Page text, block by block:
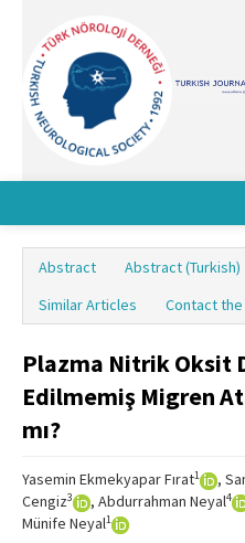
Board
Instructions
Abstract Abstract (Turkish)
Similar Articles
Contact
Plazma Nitrik Oksit
Edilmemiş Migren
mı?
Yasemin Ekmekyapar Fırat1 ,
Cengiz3 , Abdurrahman Neyal4
Münife Neyal1